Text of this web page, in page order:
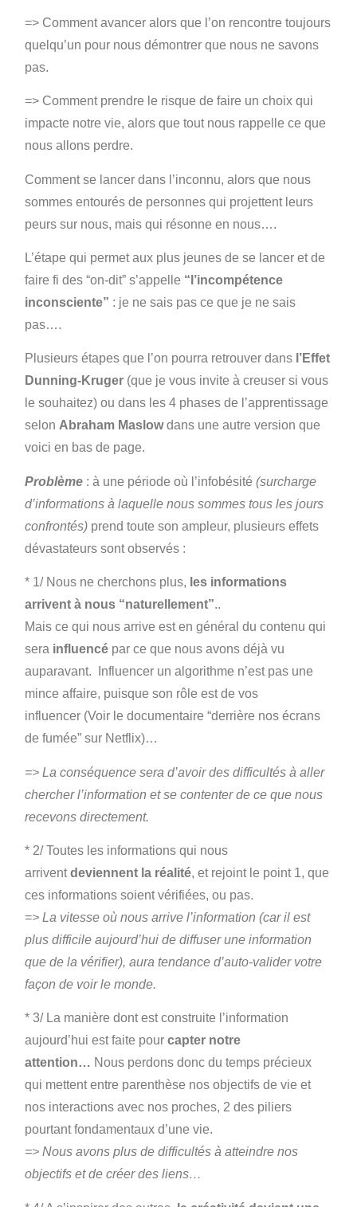
=> Comment avancer alors que l’on rencontre toujours
quelqu’un pour nous démontrer que nous ne savons
pas.
=> Comment prendre le risque de faire un choix qui
impacte notre vie, alors que tout nous rappelle ce que
nous allons perdre.
Comment se lancer dans l’inconnu, alors que nous
sommes entourés de personnes qui projettent leurs
peurs sur nous, mais qui résonne en nous….
L’étape qui permet aux plus jeunes de se lancer et de
faire fi des “on-dit” s’appelle “l’incompétence
inconsciente” : je ne sais pas ce que je ne sais
pas….
Plusieurs étapes que l’on pourra retrouver dans l’Effet
Dunning-Kruger (que je vous invite à creuser si vous
le souhaitez) ou dans les 4 phases de l’apprentissage
selon Abraham Maslowdans une autre version que
voici en bas de page.
Problème : à une période où l’infobésité(surcharge
d’informations à laquelle nous sommes tous les jours
confrontés) prend toute son ampleur, plusieurs effets
dévastateurs sont observés :
* 1/ Nous ne cherchons plus, les informations
arrivent à nous “naturellement”..
Mais ce qui nous arrive est en général du contenu qui
sera influencé par ce que nous avons déjà vu
auparavant. Influencer un algorithme n’est pas une
mince affaire, puisque son rôle est de vos
influencer (Voir le documentaire “derrière nos écrans
de fumée” sur Netflix)…
=> La conséquence sera d’avoir des difficultés à aller
chercher l’information et se contenter de ce que nous
recevons directement.
* 2/ Toutes les informations qui nous
arriventdeviennent la réalité, et rejoint le point 1, que
ces informations soient vérifiées, ou pas.
=> La vitesse où nous arrive l’information (car il est
plus difficile aujourd’hui de diffuser une information
que de la vérifier), aura tendance d’auto-valider votre
façon de voir le monde.
* 3/ La manière dont est construite l’information
aujourd’hui est faite pourcapter notre
attention… Nous perdons donc du temps précieux
qui mettent entre parenthèse nos objectifs de vie et
nos interactions avec nos proches, 2 des piliers
pourtant fondamentaux d’une vie.
=> Nous avons plus de difficultés à atteindre nos
objectifs et de créer des liens…